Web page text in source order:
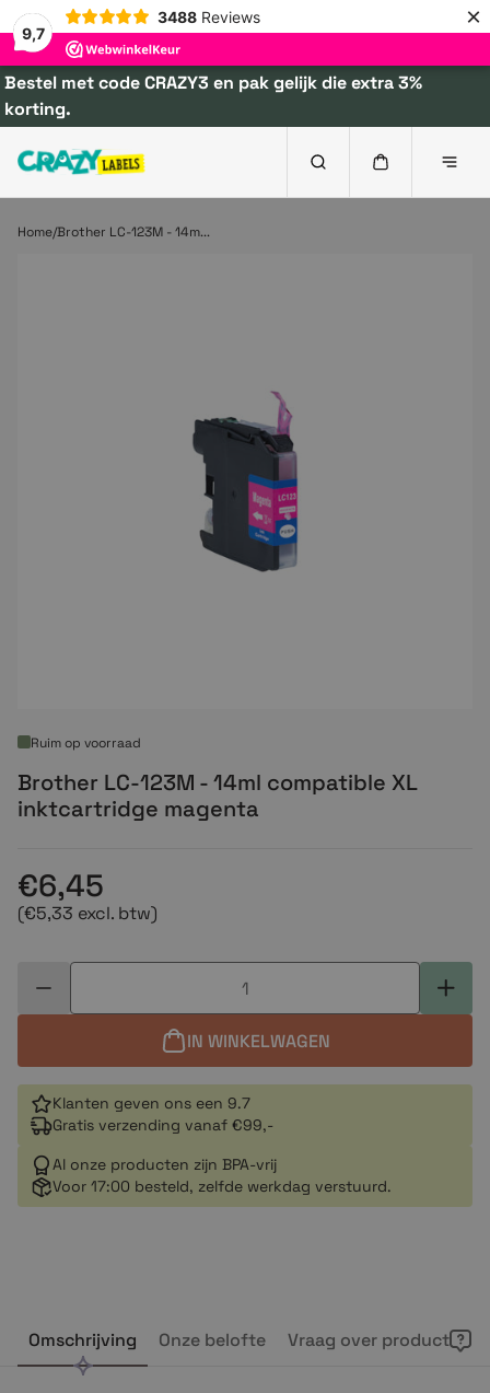
9,7
3488 Reviews ×
Bestel met code CRAZY3 en pak gelijk die extra 3%
korting.
Home Brother LC-123M - 14m...
Ruim op voorraad
Brother LC-123M - 14ml compatible XL
inktcartridge magenta
€6,45
(€5,33 excl. btw)
IN WINKELWAGEN
Klanten geven ons een 9.7
Gratis verzending vanaf €99,-
Al onze producten zijn BPA-vrij
Voor 17:00 besteld, zelfde werkdag verstuurd.
Omschrijving Onze belofte Vraag over product